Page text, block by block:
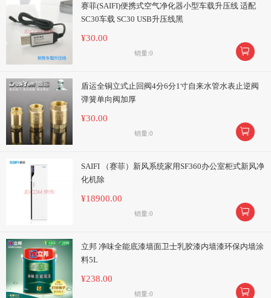
赛菲(SAIFI)便携式空气净化器小型车载升压线 适配
SC30车载 SC30 USB升压线黑
¥30.00
销量:0 
盾运全铜立式止回阀4分6分1寸自来水管水表止逆阀
弹簧单向阀加厚
¥30.00
销量:0 
SAIFI （赛菲）新风系统家用SF360办公室柜式新风净
化机除
¥18900.00
销量:0 
立邦 净味全能底漆墙面卫士乳胶漆内墙漆环保内墙涂
料5L
¥238.00
销量:0 